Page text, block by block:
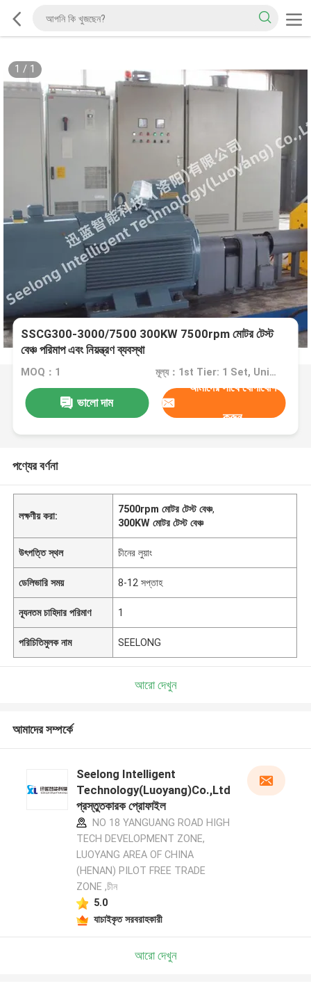
1 / 1
SSCG300-3000/7500 300KW 7500rpm মোটর টেস্ট
বেঞ্চ পরিমাপ এবং নিয়ন্ত্রণ ব্যবস্থা
MOQ：1 মূল্য：1st Tier: 1 Set, Unit Price USD 3.00 2nd Tier: 2-5 Sets, Unit Price USD 2.00 3rd Tier: Over 5 Sets, Unit Price USD 1.00
ভালো দাম
আমাদের সাথে যোগাযোগ
করুন
পণ্যের বর্ণনা
লক্ষণীয় করা:
7500rpm মোটর টেস্ট বেঞ্চ,
300KW মোটর টেস্ট বেঞ্চ
উৎপত্তি স্থল চীনের লুয়াং
ডেলিভারি সময় 8-12 সপ্তাহ
ন্যূনতম চাহিদার পরিমাণ 1
পরিচিতিমুলক নাম SEELONG
আরো দেখুন
আমাদের সম্পর্কে
Seelong Intelligent
Technology(Luoyang)Co.,Ltd
প্রস্তুতকারক প্রোফাইল
NO 18 YANGUANG ROAD HIGH
TECH DEVELOPMENT ZONE,
LUOYANG AREA OF CHINA
(HENAN) PILOT FREE TRADE
ZONE ,চীন
5.0
যাচাইকৃত সরবরাহকারী
আরো দেখুন